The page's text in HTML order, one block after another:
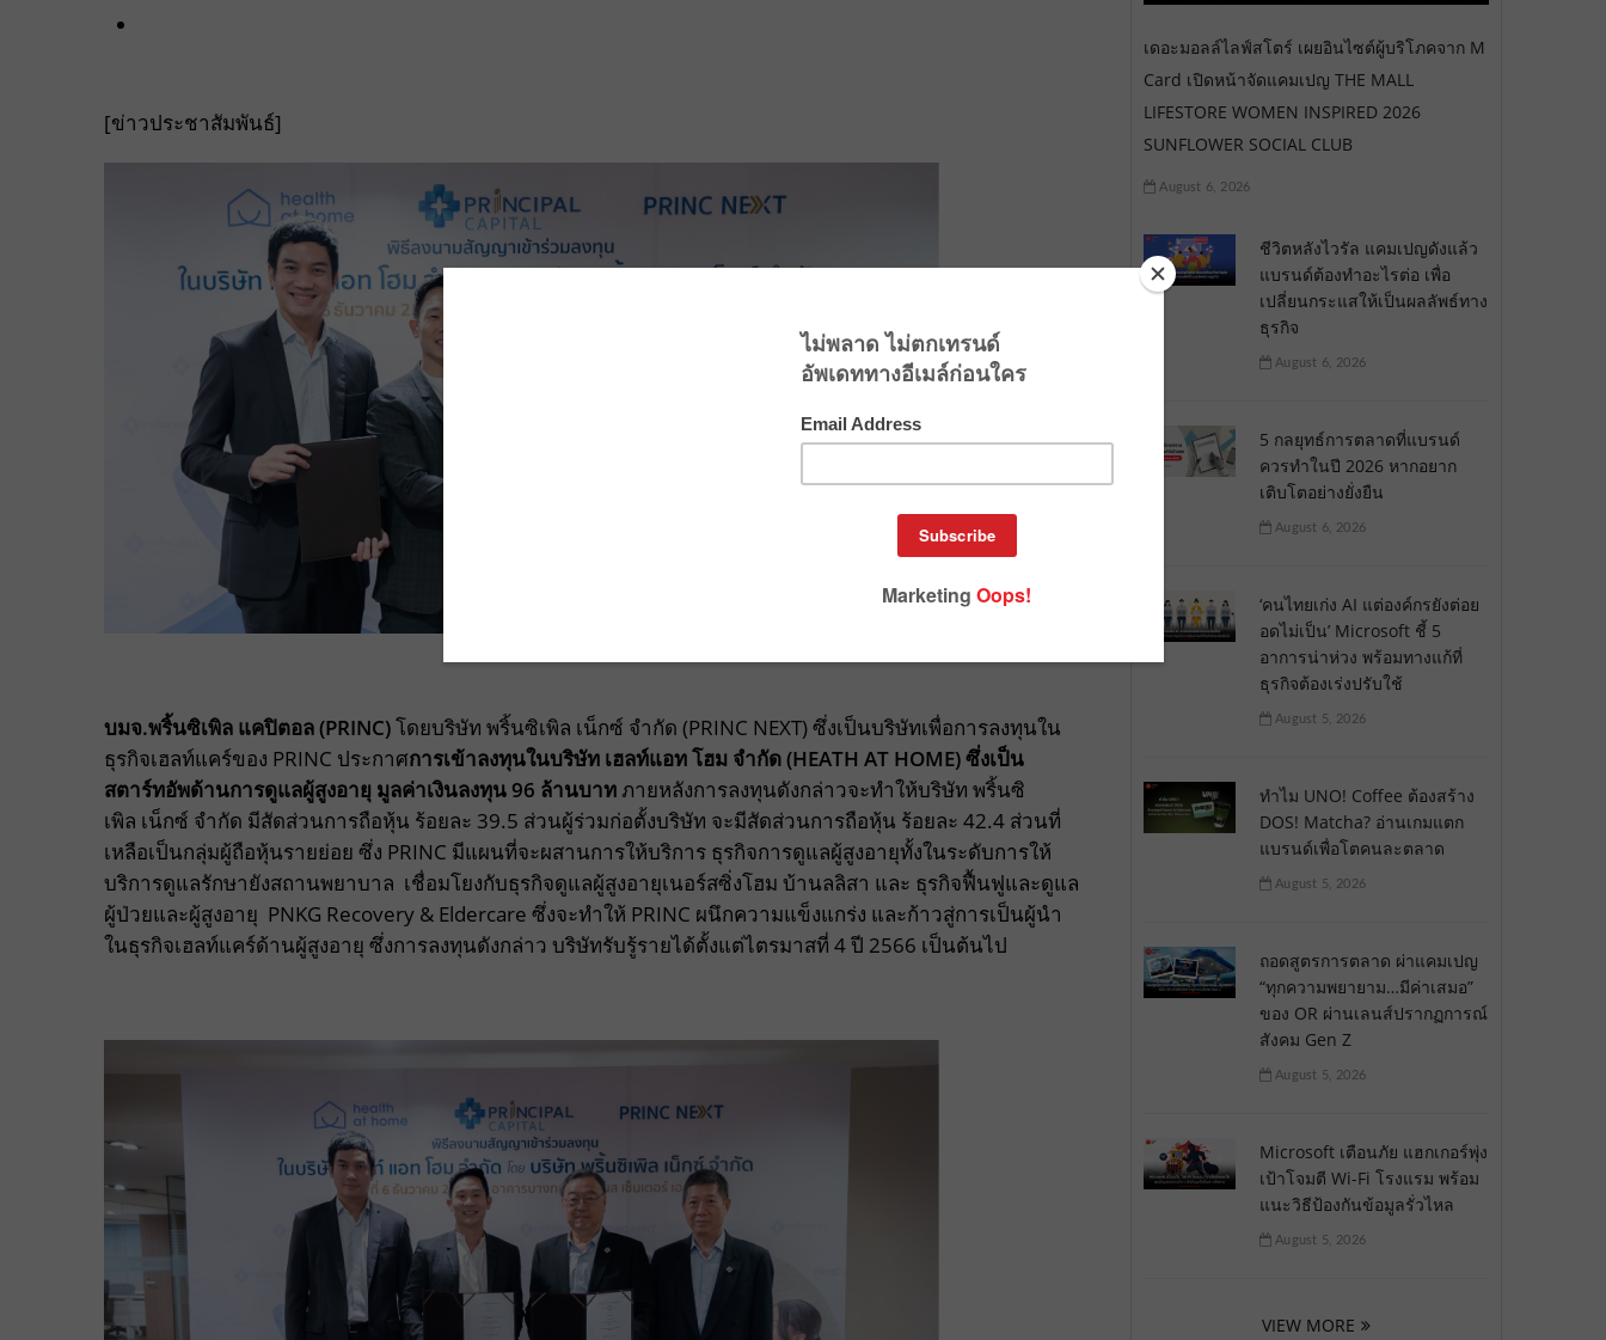
[ข่าวประชาสัมพันธ์]
บมจ.พริ้นซิเพิล แคปิตอล (PRINC)โดยบริษัท พริ้นซิเพิล เน็กซ์ จำกัด (PRINC NEXT) ซึ่งเป็นบริษัทเพื่อการลงทุนใน
ธุรกิจเฮลท์แคร์ของ PRINC ประกาศการเข้าลงทุนในบริษัท เฮลท์แอท โฮม จำกัด(HEATH AT HOME)ซึ่งเป็น
สตาร์ทอัพด้านการดูแลผู้สูงอายุ มูลค่าเงินลงทุน 96 ล้านบาทภายหลังการลงทุนดังกล่าวจะทำให้บริษัท พริ้นซิ
เพิล เน็กซ์ จำกัด มีสัดส่วนการถือหุ้น ร้อยละ 39.5 ส่วนผู้ร่วมก่อตั้งบริษัท จะมีสัดส่วนการถือหุ้น ร้อยละ 42.4 ส่วนที่
เหลือเป็นกลุ่มผู้ถือหุ้นรายย่อย ซึ่ง PRINC มีแผนที่จะผสานการให้บริการ ธุรกิจการดูแลผู้สูงอายุทั้งในระดับการให้
บริการดูแลรักษายังสถานพยาบาล เชื่อมโยงกับธุรกิจดูแลผู้สูงอายุเนอร์สซิ่งโฮม บ้านลลิสา และ ธุรกิจฟื้นฟูและดูแล
ผู้ป่วยและผู้สูงอายุ PNKG Recovery & Eldercare ซึ่งจะทำให้ PRINC ผนึกความแข็งแกร่ง และก้าวสู่การเป็นผู้นำ
ในธุรกิจเฮลท์แคร์ด้านผู้สูงอายุ ซึ่งการลงทุนดังกล่าว บริษัทรับรู้รายได้ตั้งแต่ไตรมาสที่ 4 ปี 2566 เป็นต้นไป
เดอะมอลล์ไลฟ์สโตร์ เผยอินไซต์ผู้บริโภคจาก M
Card เปิดหน้าจัดแคมเปญ THE MALL
LIFESTORE WOMEN INSPIRED 2026
SUNFLOWER SOCIAL CLUB
August 6, 2026
ชีวิตหลังไวรัล แคมเปญดังแล้ว
แบรนด์ต้องทำอะไรต่อ เพื่อ
เปลี่ยนกระแสให้เป็นผลลัพธ์ทาง
ธุรกิจ
August 6, 2026
5 กลยุทธ์การตลาดที่แบรนด์
ควรทำในปี 2026 หากอยาก
เติบโตอย่างยั่งยืน
August 6, 2026
‘คนไทยเก่ง AI แต่องค์กรยังต่อย
อดไม่เป็น’ Microsoft ชี้ 5
อาการน่าห่วง พร้อมทางแก้ที่
ธุรกิจต้องเร่งปรับใช้
August 5, 2026
ทำไม UNO! Coffee ต้องสร้าง
DOS! Matcha? อ่านเกมแตก
แบรนด์เพื่อโตคนละตลาด
August 5, 2026
ถอดสูตรการตลาด ผ่าแคมเปญ
“ทุกความพยายาม…มีค่าเสมอ”
ของ OR ผ่านเลนส์ปรากฏการณ์
สังคม Gen Z
August 5, 2026
Microsoft เตือนภัย แฮกเกอร์พุ่ง
เป้าโจมตี Wi-Fi โรงแรม พร้อม
แนะวิธีป้องกันข้อมูลรั่วไหล
August 5, 2026
VIEW MORE